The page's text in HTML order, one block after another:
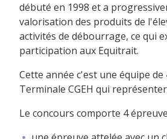
débuté en 1998 et a
valorisation des produits de
activités de débourrage, ce qui
participation aux Equitrait.
Cette année c'est une équipe de
Terminale CGEH qui
Le concours comporte 4